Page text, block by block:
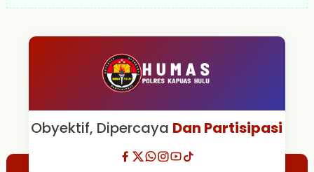
Obyektif, Dipercaya Dan Partisipasi